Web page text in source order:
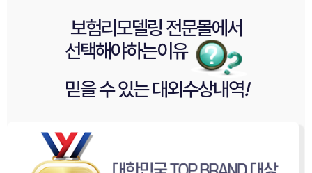
보험리모델링 전문몰에서
선택해야하는이유
믿을 수 있는대외수상내역!